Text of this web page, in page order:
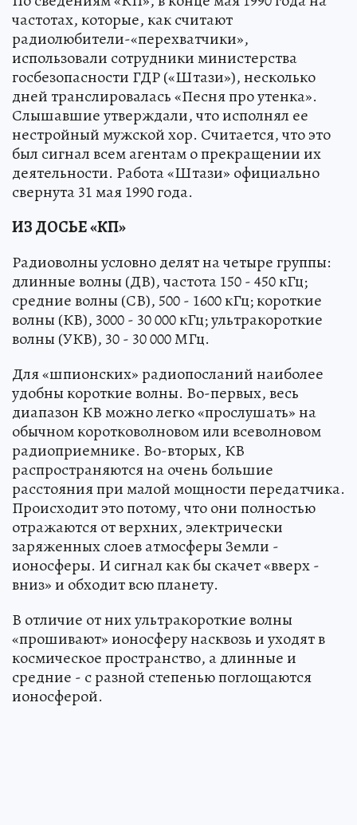
частотах, которые, как считают
радиолюбители-«перехватчики»,
использовали сотрудники министерства
госбезопасности ГДР («Штази»), несколько
дней транслировалась «Песня про утенка».
Слышавшие утверждали, что исполнял ее
нестройный мужской хор. Считается, что это
был сигнал всем агентам о прекращении их
деятельности. Работа «Штази» официально
свернута 31 мая 1990 года.
ИЗ ДОСЬЕ «КП»
Радиоволны условно делят на четыре группы:
длинные волны (ДВ), частота 150 - 450 кГц;
средние волны (СВ), 500 - 1600 кГц; короткие
волны (КВ), 3000 - 30 000 кГц; ультракороткие
волны (УКВ), 30 - 30 000 МГц.
Для «шпионских» радиопосланий наиболее
удобны короткие волны. Во-первых, весь
диапазон КВ можно легко «прослушать» на
обычном коротковолновом или всеволновом
радиоприемнике. Во-вторых, КВ
распространяются на очень большие
расстояния при малой мощности передатчика.
Происходит это потому, что они полностью
отражаются от верхних, электрически
заряженных слоев атмосферы Земли -
ионосферы. И сигнал как бы скачет «вверх -
вниз» и обходит всю планету.
В отличие от них ультракороткие волны
«прошивают» ионосферу насквозь и уходят в
космическое пространство, а длинные и
средние - с разной степенью поглощаются
ионосферой.